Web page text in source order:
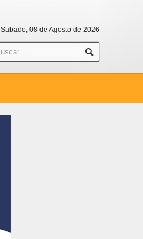
Sabado, 08 de Agosto de 2026